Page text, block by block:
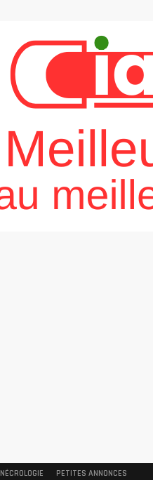
NÉCROLOGIE PETITES ANNONCES